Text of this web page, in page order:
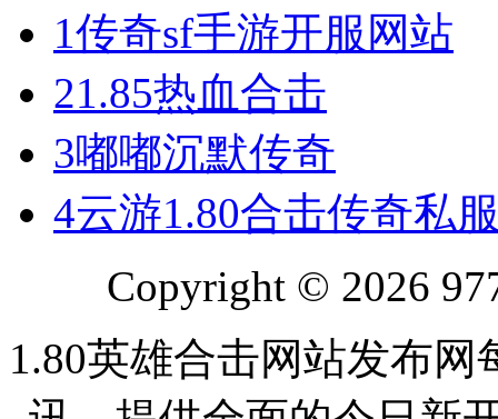
1传奇sf手游开服网站
21.85热血合击
3嘟嘟沉默传奇
4云游1.80合击传奇私
Copyright © 2026
1.80英雄合击网站发布网